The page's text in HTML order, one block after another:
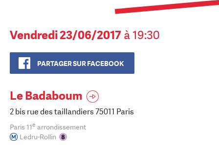
Vendredi 23/06/2017 à 19:30
PARTAGER SUR FACEBOOK
Le Badaboum
2 bis rue des taillandiers 75011 Paris
Paris 11e arrondissement
Ledru-Rollin